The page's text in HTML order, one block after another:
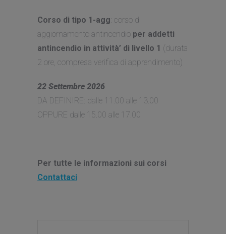
Corso di tipo 1-agg: corso di
aggiornamento antincendio per addetti
antincendio in attività’ di livello 1 (durata
2 ore, compresa verifica di apprendimento)
22 Settembre 2026
DA DEFINIRE: dalle 11.00 alle 13.00
OPPURE dalle 15.00 alle 17.00
Per tutte le informazioni sui corsi
Contattaci